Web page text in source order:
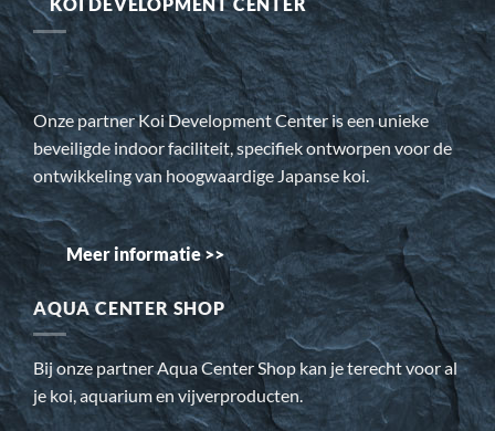
Onze partner Koi Development Center is een unieke
beveiligde indoor faciliteit, specifiek ontworpen voor de
ontwikkeling van hoogwaardige Japanse koi.
Meer informatie >>
AQUA CENTER SHOP
Bij onze partner Aqua Center Shop kan je terecht voor al
je koi, aquarium en vijverproducten.